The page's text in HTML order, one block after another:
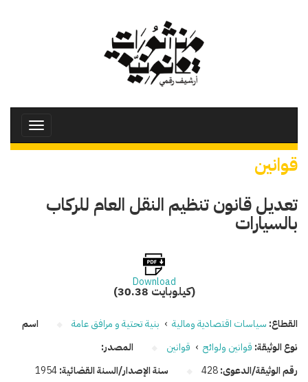
Toggle
قوانين
تعديل قانون تنظيم النقل العام للركاب
بالسيارات
Download
(30.38 كيلوبايت)
القطاع: سياسات اقتصادية ومالية › بنية تحتية و مرافق عامة
نوع الوثيقة: قوانين ولوائح › قوانين
رقم الوثيقة/الدعوى:428 سنة الإصدار/السنة القضائية:1954
اسم
المصدر: